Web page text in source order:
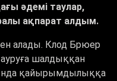
әдемі таулар,
ақпарат алдым.
алады. Клод Брюер
шалдыққан
қайырымдылыққа